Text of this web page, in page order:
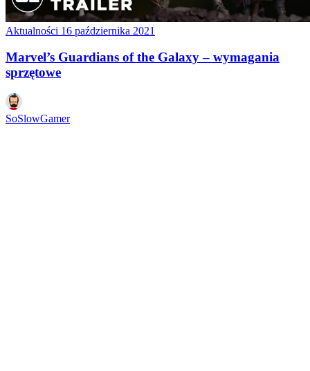
Aktualności 16 października 2021
Marvel’s Guardians of the Galaxy – wymagania
sprzętowe
SoSlowGamer